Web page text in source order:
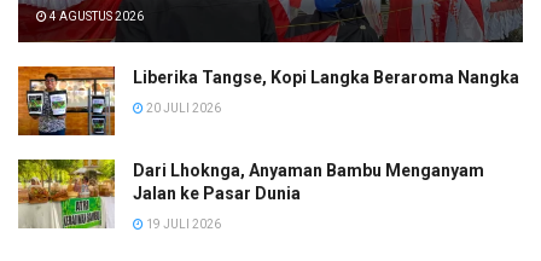
4 AGUSTUS 2026
Liberika Tangse, Kopi Langka Beraroma Nangka
20 JULI 2026
Dari Lhoknga, Anyaman Bambu Menganyam
Jalan ke Pasar Dunia
19 JULI 2026